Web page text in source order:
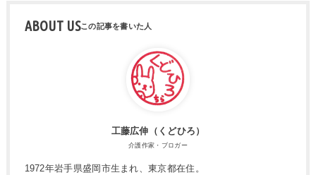
ABOUT US
工藤広伸（くどひろ）
介護作家・ブロガー
1972年岩手県盛岡市生まれ、東京都在住。